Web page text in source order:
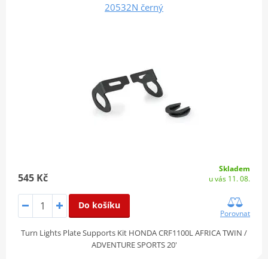
20532N černý
545 Kč
Skladem
u vás 11. 08.
Do košíku
Porovnat
Turn Lights Plate Supports Kit HONDA CRF1100L AFRICA TWIN /
ADVENTURE SPORTS 20'